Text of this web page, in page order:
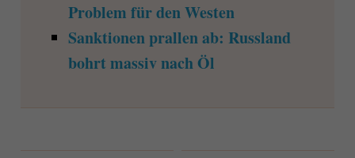
Problem für den Westen
Sanktionen prallen ab: Russland
bohrt massiv nach Öl